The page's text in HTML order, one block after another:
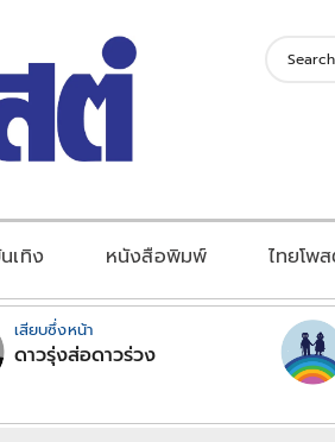
เทิง หนังสือพิมพ์ ไทยโพ
เสียบซึ่งหน้า
ดาวรุ่งส่อดาวร่วง